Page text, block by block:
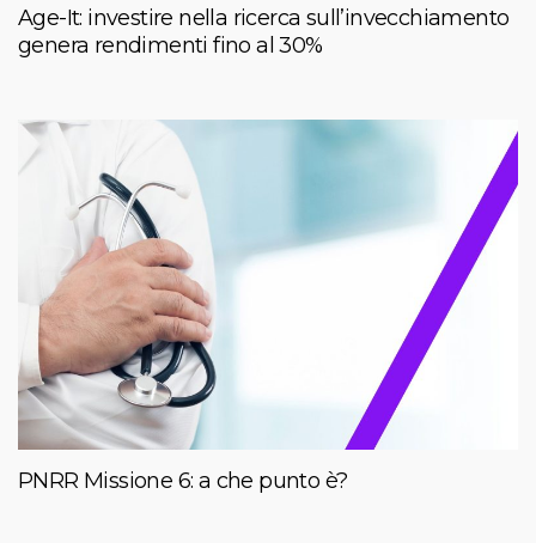
Age-It: investire nella ricerca sull’invecchiamento
genera rendimenti fino al 30%
PNRR Missione 6: a che punto è?